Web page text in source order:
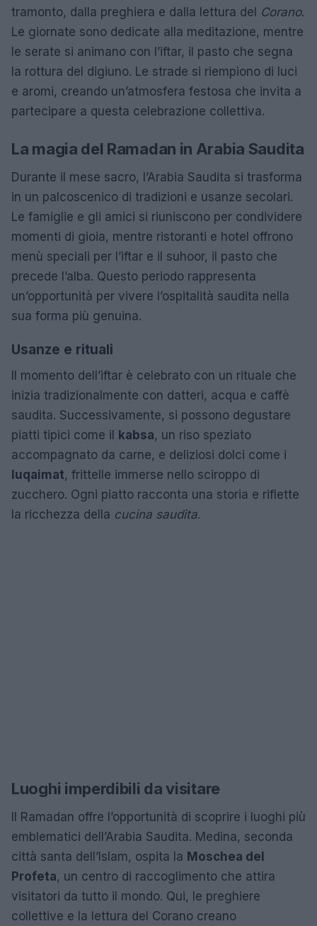
tramonto, dalla preghiera e dalla lettura del Corano.
Le giornate sono dedicate alla meditazione, mentre
le serate si animano con l’iftar, il pasto che segna
la rottura del digiuno. Le strade si riempiono di luci
e aromi, creando un’atmosfera festosa che invita a
partecipare a questa celebrazione collettiva.
La magia del Ramadan in Arabia Saudita
Durante il mese sacro, l’Arabia Saudita si trasforma
in un palcoscenico di tradizioni e usanze secolari.
Le famiglie e gli amici si riuniscono per condividere
momenti di gioia, mentre ristoranti e hotel offrono
menù speciali per l’iftar e il suhoor, il pasto che
precede l’alba. Questo periodo rappresenta
un’opportunità per vivere l’ospitalità saudita nella
sua forma più genuina.
Usanze e rituali
Il momento dell’iftar è celebrato con un rituale che
inizia tradizionalmente con datteri, acqua e caffè
saudita. Successivamente, si possono degustare
piatti tipici come il kabsa, un riso speziato
accompagnato da carne, e deliziosi dolci come i
luqaimat, frittelle immerse nello sciroppo di
zucchero. Ogni piatto racconta una storia e riflette
la ricchezza della cucina saudita.
Luoghi imperdibili da visitare
Il Ramadan offre l’opportunità di scoprire i luoghi più
emblematici dell’Arabia Saudita. Medina, seconda
città santa dell’Islam, ospita la Moschea del
Profeta, un centro di raccoglimento che attira
visitatori da tutto il mondo. Qui, le preghiere
collettive e la lettura del Corano creano